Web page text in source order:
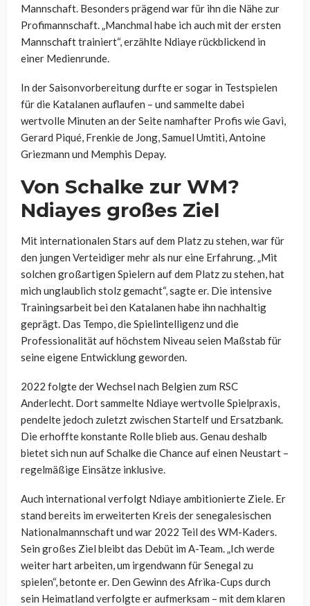
Mannschaft. Besonders prägend war für ihn die Nähe zur
Profimannschaft. „Manchmal habe ich auch mit der ersten
Mannschaft trainiert“, erzählte Ndiaye rückblickend in
einer Medienrunde.
In der Saisonvorbereitung durfte er sogar in Testspielen
für die Katalanen auflaufen – und sammelte dabei
wertvolle Minuten an der Seite namhafter Profis wie Gavi,
Gerard Piqué, Frenkie de Jong, Samuel Umtiti, Antoine
Griezmann und Memphis Depay.
Von Schalke zur WM?
Ndiayes großes Ziel
Mit internationalen Stars auf dem Platz zu stehen, war für
den jungen Verteidiger mehr als nur eine Erfahrung. „Mit
solchen großartigen Spielern auf dem Platz zu stehen, hat
mich unglaublich stolz gemacht“, sagte er. Die intensive
Trainingsarbeit bei den Katalanen habe ihn nachhaltig
geprägt. Das Tempo, die Spielintelligenz und die
Professionalität auf höchstem Niveau seien Maßstab für
seine eigene Entwicklung geworden.
2022 folgte der Wechsel nach Belgien zum RSC
Anderlecht. Dort sammelte Ndiaye wertvolle Spielpraxis,
pendelte jedoch zuletzt zwischen Startelf und Ersatzbank.
Die erhoffte konstante Rolle blieb aus. Genau deshalb
bietet sich nun auf Schalke die Chance auf einen Neustart –
regelmäßige Einsätze inklusive.
Auch international verfolgt Ndiaye ambitionierte Ziele. Er
stand bereits im erweiterten Kreis der senegalesischen
Nationalmannschaft und war 2022 Teil des WM-Kaders.
Sein großes Ziel bleibt das Debüt im A-Team. „Ich werde
weiter hart arbeiten, um irgendwann für Senegal zu
spielen“, betonte er. Den Gewinn des Afrika-Cups durch
sein Heimatland verfolgte er aufmerksam – mit dem klaren